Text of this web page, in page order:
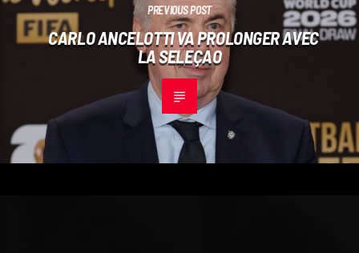
PREVIOUS POST
CARLO ANCELOTTI VA PROLONGER AVEC
LA SELEÇAO